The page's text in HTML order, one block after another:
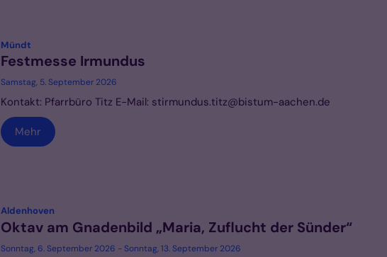
Mündt
Festmesse Irmundus
Samstag, 5. September 2026
Kontakt: Pfarrbüro Titz E-Mail: stirmundus.titz@bistum-aachen.de
Mehr
Aldenhoven
Oktav am Gnadenbild „Maria, Zuflucht der Sünder“
Sonntag, 6. September 2026 - Sonntag, 13. September 2026